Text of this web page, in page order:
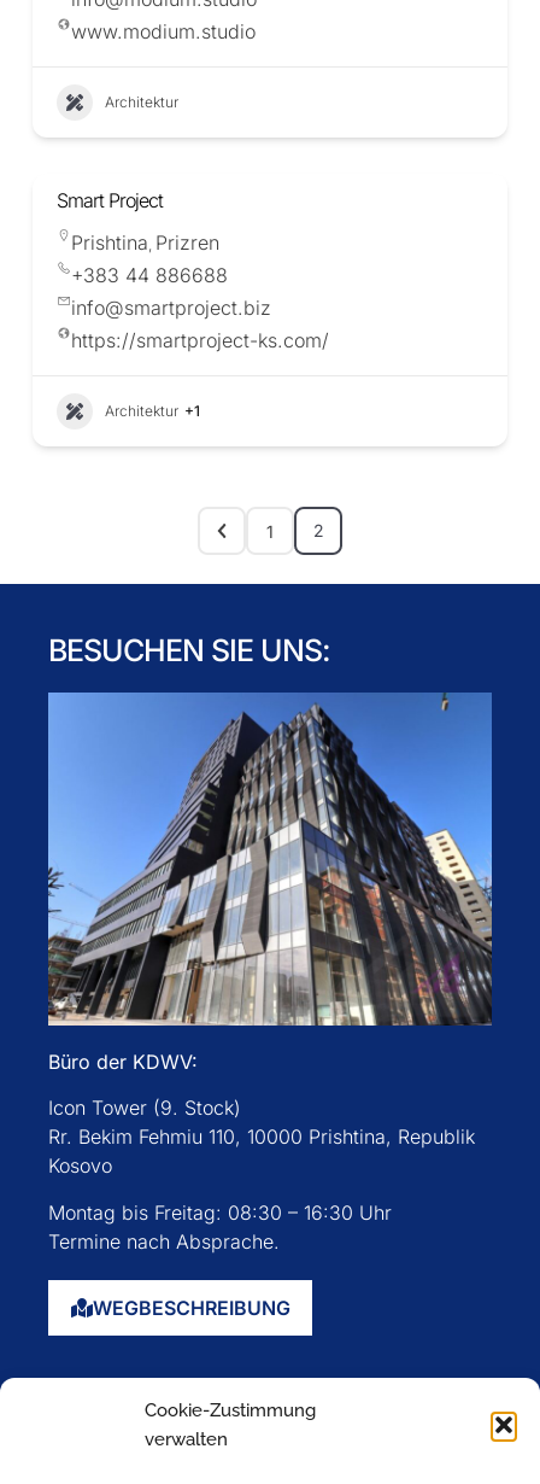
Cookie-Zustimmung
verwalten
www.modium.studio
Architektur
Smart Project
Prishtina, Prizren
+383 44 886688
info@smartproject.biz
https://smartproject-ks.com/
Architektur +1
1 2
BESUCHEN SIE UNS:
Büro der KDWV:
Icon Tower (9. Stock)
Rr. Bekim Fehmiu 110, 10000 Prishtina, Republik
Kosovo
Montag bis Freitag: 08:30 – 16:30 Uhr
Termine nach Absprache.
WEGBESCHREIBUNG